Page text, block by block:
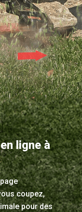
ligne à
coupez,
pour des